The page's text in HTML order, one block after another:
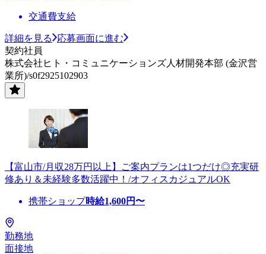
交通費支給
詳細を見る
応募画面に進む
契約社員
株式会社ヒト・コミュニケーションズ人材開発本部 (金沢営
業所)/s0f2925102903
【富山市/月収28万円以上】ご案内プランは1つだけ◎充実研
修あり＆未経験多数活躍中！/オフィスカジュアルOK
携帯ショップ時給1,600円〜
勤務地
面接地